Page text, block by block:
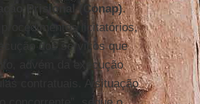
Prisional (Conap).
licitatórios,
dos serviços que
advém da execução
contratuais. A situação